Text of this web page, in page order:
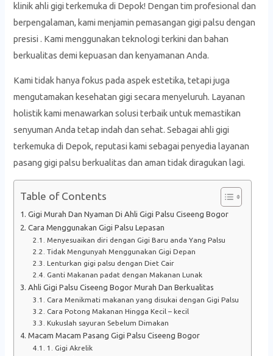
klinik ahli gigi terkemuka di Depok! Dengan tim profesional dan
berpengalaman, kami menjamin pemasangan gigi palsu dengan
presisi . Kami menggunakan teknologi terkini dan bahan
berkualitas demi kepuasan dan kenyamanan Anda.
Kami tidak hanya fokus pada aspek estetika, tetapi juga
mengutamakan kesehatan gigi secara menyeluruh. Layanan
holistik kami menawarkan solusi terbaik untuk memastikan
senyuman Anda tetap indah dan sehat. Sebagai ahli gigi
terkemuka di Depok, reputasi kami sebagai penyedia layanan
pasang gigi palsu berkualitas dan aman tidak diragukan lagi.
Table of Contents
Gigi Murah Dan Nyaman Di Ahli Gigi Palsu Ciseeng Bogor
Cara Menggunakan Gigi Palsu Lepasan
Menyesuaikan diri dengan Gigi Baru anda Yang Palsu
Tidak Mengunyah Menggunakan Gigi Depan
Lenturkan gigi palsu dengan Diet Cair
Ganti Makanan padat dengan Makanan Lunak
Ahli Gigi Palsu Ciseeng Bogor Murah Dan Berkualitas
Cara Menikmati makanan yang disukai dengan Gigi Palsu
Cara Potong Makanan Hingga Kecil – kecil
Kukuslah sayuran Sebelum Dimakan
Macam Macam Pasang Gigi Palsu Ciseeng Bogor
1. Gigi Akrelik